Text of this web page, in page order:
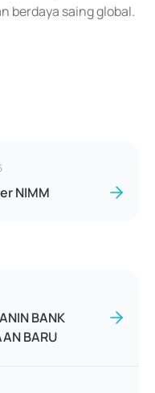
berdaya saing global.
NIMM
BANK
BARU